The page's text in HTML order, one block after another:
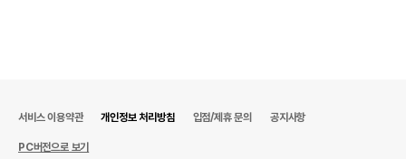
서비스 이용약관 개인정보 처리방침 입점/제휴 문의 공지사항
PC버전으로 보기